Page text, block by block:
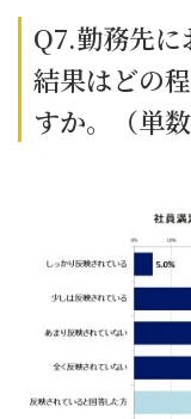
Q7.勤務先に
結果はどの
すか。（単数